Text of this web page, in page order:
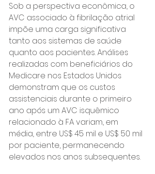
Sob a perspectiva econômica, o
AVC associado à fibrilação atrial
impõe uma carga significativa
tanto aos sistemas de saúde
quanto aos pacientes. Análises
realizadas com beneficiários do
Medicare nos Estados Unidos
demonstram que os custos
assistenciais durante o primeiro
ano após um AVC isquêmico
relacionado à FA variam, em
média, entre US$ 45 mil e US$ 50 mil
por paciente, permanecendo
elevados nos anos subsequentes.